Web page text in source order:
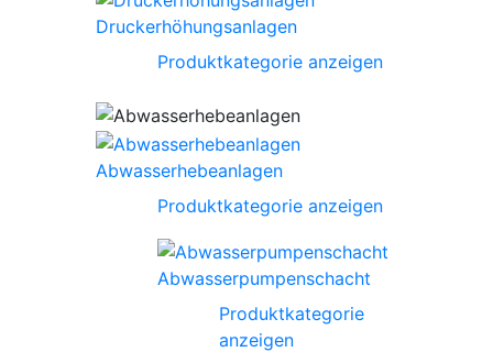
Druckerhöhungsanlagen
Produktkategorie anzeigen
Abwasserhebeanlagen
Produktkategorie anzeigen
Abwasserpumpenschacht
Produktkategorie
anzeigen